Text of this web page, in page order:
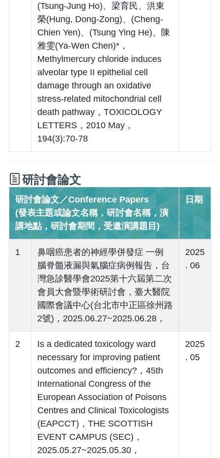
(Tsung-Jung Ho)、梁育民、洪東
榮(Hung, Dong-Zong)、(Cheng-
Chien Yen)、(Tsung Ying He)、陳
雅雯(Ya-Wen Chen)*，
Methylmercury chloride induces
alveolar type II epithelial cell
damage through an oxidative
stress-related mitochondrial cell
death pathway，TOXICOLOGY
LETTERS，2010 May，
194(3):70-78
研討會論文
研討會論文／Conference Papers
(發表主題或論文名稱，研討會名稱，演
講地點，研討會期間，受邀演講題目)
日期
1
鼻咽癌患者的神經學併發症 一例
腦脊髓液漏與氣腦症病例報告，台
灣急診醫學會2025第十六屆第二次
會員大會暨學術研討會，臺大醫院
國際會議中心(台北市中正區徐州路
2號)，2025.06.27~2025.06.28，
2025
. 06
2
Is a dedicated toxicology ward
necessary for improving patient
outcomes and efficiency?，45th
International Congress of the
European Association of Poisons
Centres and Clinical Toxicologists
(EAPCCT)，THE SCOTTISH
EVENT CAMPUS (SEC)，
2025.05.27~2025.05.30，
2025
. 05